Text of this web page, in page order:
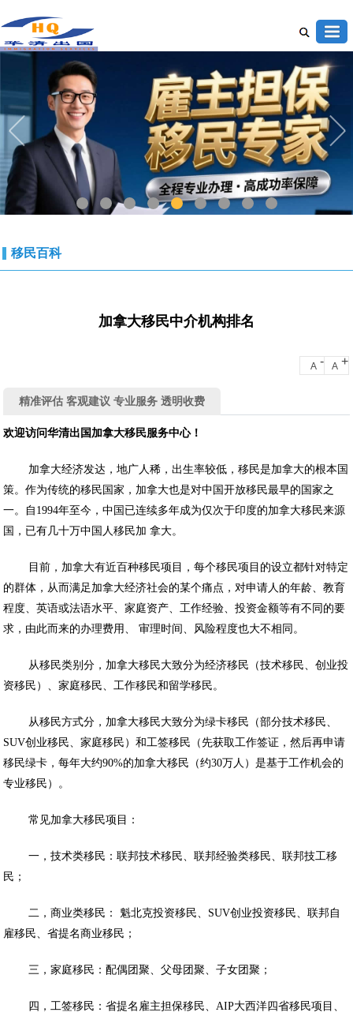
1 2 3 5 8 9
移民百科
加拿大移民中介机构排名
A - A +
精准评估 客观建议 专业服务 透明收费
欢迎访问华清出国加拿大移民服务中心！
加拿大经济发达，地广人稀，出生率较低，移民是加拿大的根本国
策。作为传统的移民国家，加拿大也是对中国开放移民最早的国家之
一。自1994年至今，中国已连续多年成为仅次于印度的加拿大移民来源
国，已有几十万中国人移民加 拿大。
目前，加拿大有近百种移民项目，每个移民项目的设立都针对特定
的群体，从而满足加拿大经济社会的某个痛点，对申请人的年龄、教育
程度、英语或法语水平、家庭资产、工作经验、投资金额等有不同的要
求，由此而来的办理费用、 审理时间、风险程度也大不相同。
从移民类别分，加拿大移民大致分为经济移民（技术移民、创业投
资移民）、家庭移民、工作移民和留学移民。
从移民方式分，加拿大移民大致分为绿卡移民（部分技术移民、
SUV创业移民、家庭移民）和工签移民（先获取工作签证，然后再申请
移民绿卡，每年大约90%的加拿大移民（约30万人）是基于工作机会的
专业移民）。
常见加拿大移民项目：
一，技术类移民：联邦技术移民、联邦经验类移民、联邦技工移
民；
二，商业类移民： 魁北克投资移民、SUV创业投资移民、联邦自
雇移民、省提名商业移民；
三，家庭移民：配偶团聚、父母团聚、子女团聚；
四，工签移民：省提名雇主担保移民、AIP大西洋四省移民项目、